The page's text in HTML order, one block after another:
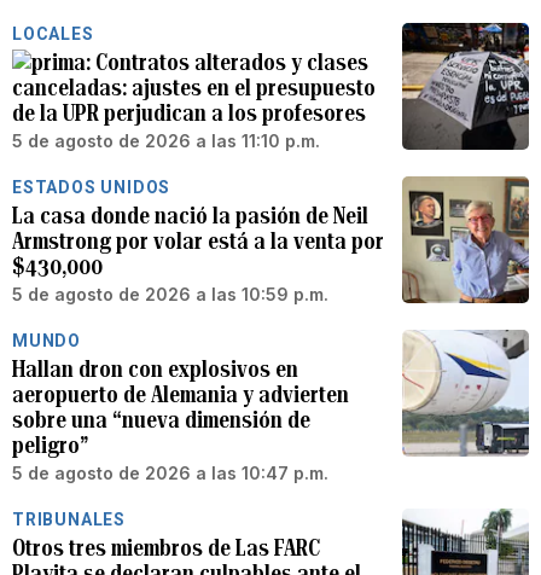
LOCALES
Contratos alterados y clases
canceladas: ajustes en el presupuesto
de la UPR perjudican a los profesores
5 de agosto de 2026 a las 11:10 p.m.
ESTADOS UNIDOS
La casa donde nació la pasión de Neil
Armstrong por volar está a la venta por
$430,000
5 de agosto de 2026 a las 10:59 p.m.
MUNDO
Hallan dron con explosivos en
aeropuerto de Alemania y advierten
sobre una “nueva dimensión de
peligro”
5 de agosto de 2026 a las 10:47 p.m.
TRIBUNALES
Otros tres miembros de Las FARC